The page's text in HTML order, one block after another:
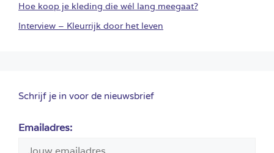
Hoe koop je kleding die wél lang meegaat?
Interview – Kleurrijk door het leven
Schrijf je in voor de nieuwsbrief
Emailadres: